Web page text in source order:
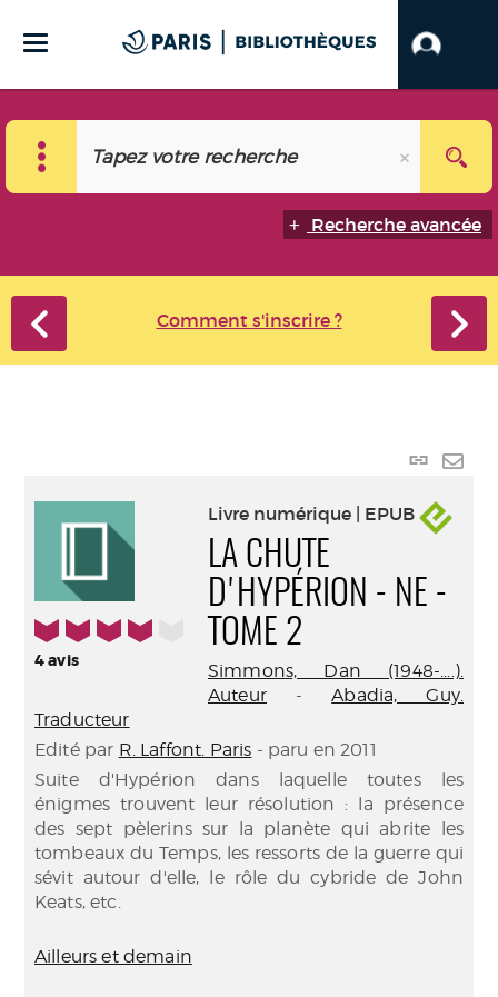
Recherche avancée
Comment s'inscrire ?
Lien
4/5
4avis
Livre numérique | EPUB
LA CHUTE
D'HYPÉRION - NE -
TOME 2
Simmons, Dan (1948-....).
Auteur-Abadia, Guy.
Traducteur
Edité par R. Laffont. Paris - paru en 2011
Suite d'Hypérion dans laquelle toutes les
énigmes trouvent leur résolution : la présence
des sept pèlerins sur la planète qui abrite les
tombeaux du Temps, les ressorts de la guerre qui
sévit autour d'elle, le rôle du cybride de John
Keats, etc.
Ailleurs et demain